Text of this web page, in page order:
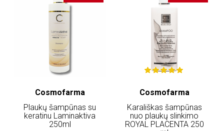
Cosmofarma
Plaukų šampūnas su
keratinu Laminaktiva
250ml
Cosmofarma
Karališkas šampūnas
nuo plaukų slinkimo
ROYAL PLACENTA 250